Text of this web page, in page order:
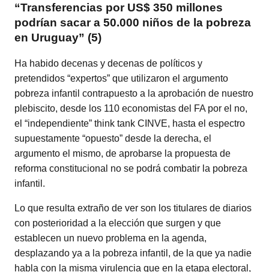
“Transferencias por US$ 350 millones
podrían sacar a 50.000 niños de la pobreza
en Uruguay” (5)
Ha habido decenas y decenas de políticos y
pretendidos “expertos” que utilizaron el argumento
pobreza infantil contrapuesto a la aprobación de nuestro
plebiscito, desde los 110 economistas del FA por el no,
el “independiente” think tank CINVE, hasta el espectro
supuestamente “opuesto” desde la derecha, el
argumento el mismo, de aprobarse la propuesta de
reforma constitucional no se podrá combatir la pobreza
infantil.
Lo que resulta extraño de ver son los titulares de diarios
con posterioridad a la elección que surgen y que
establecen un nuevo problema en la agenda,
desplazando ya a la pobreza infantil, de la que ya nadie
habla con la misma virulencia que en la etapa electoral,